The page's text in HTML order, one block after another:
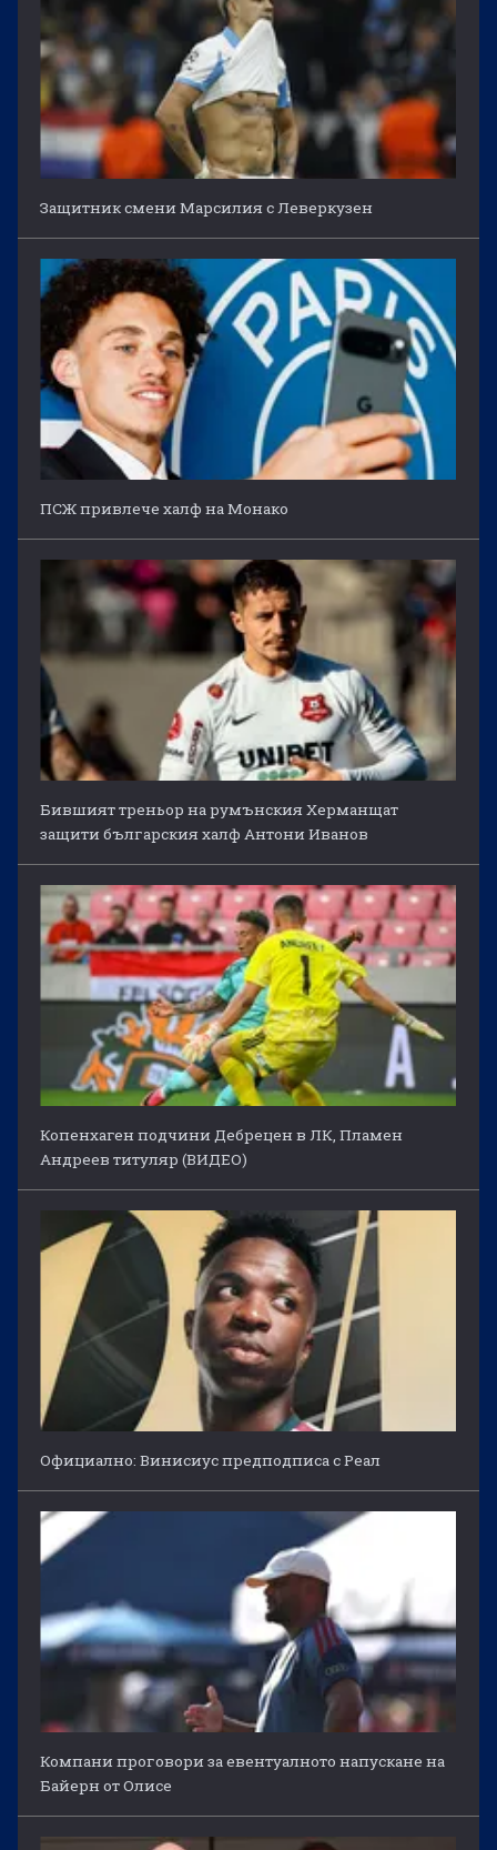
Защитник смени Марсилия с Леверкузен
ПСЖ привлече халф на Монако
Бившият треньор на румънския Херманщат
защити българския халф Антони Иванов
Копенхаген подчини Дебрецен в ЛК, Пламен
Андреев титуляр (ВИДЕО)
Официално: Винисиус предподписа с Реал
Компани проговори за евентуалното напускане на
Байерн от Олисе